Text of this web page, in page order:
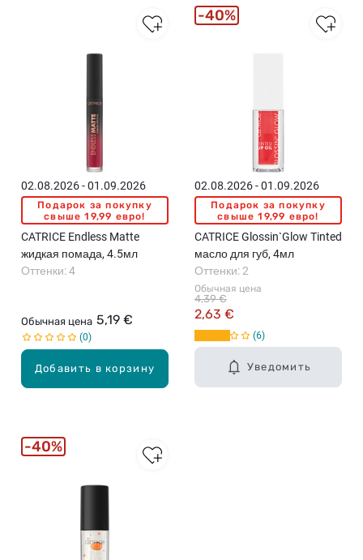
Добавить в корзину
02.08.2026 - 01.09.2026
Подарок за покупку
свыше 19,99 евро!
CATRICE Endless Matte
жидкая помада, 4.5мл
Обычная цена 5,19 €
Оттенки: 4
0
Уведомить
02.08.2026 - 01.09.2026
Подарок за покупку
свыше 19,99 евро!
CATRICE Glossin`Glow Tinted
масло для губ, 4мл
Обычная цена
2,63 €
4,39 €
Оттенки: 2
6
40%
40%